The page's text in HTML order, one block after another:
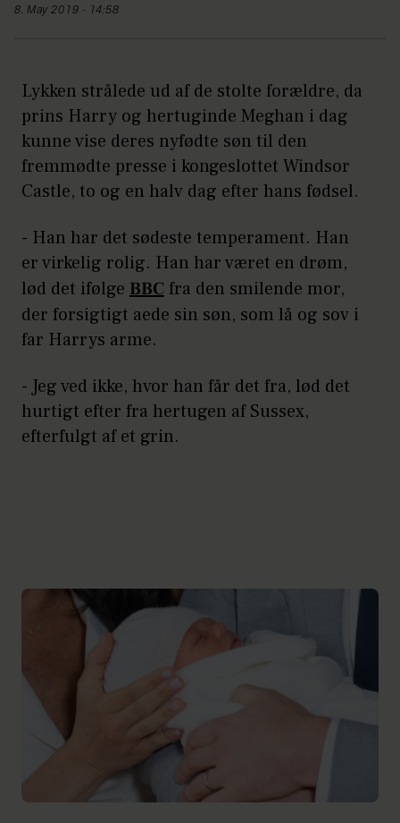
8. May 2019 - 14:58
Lykken strålede ud af de stolte forældre, da
prins Harry og hertuginde Meghan i dag
kunne vise deres nyfødte søn til den
fremmødte presse i kongeslottet Windsor
Castle, to og en halv dag efter hans fødsel.
- Han har det sødeste temperament. Han
er virkelig rolig. Han har været en drøm,
lød det ifølge BBC fra den smilende mor,
der forsigtigt aede sin søn, som lå og sov i
far Harrys arme.
- Jeg ved ikke, hvor han får det fra, lød det
hurtigt efter fra hertugen af Sussex,
efterfulgt af et grin.